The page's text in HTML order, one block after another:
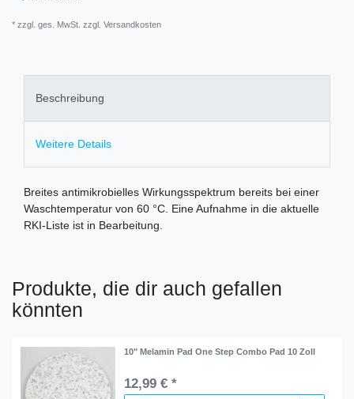
* zzgl. ges. MwSt. zzgl. Versandkosten
Beschreibung
Weitere Details
Breites antimikrobielles Wirkungsspektrum bereits bei einer
Waschtemperatur von 60 °C. Eine Aufnahme in die aktuelle
RKI-Liste ist in Bearbeitung.
Produkte, die dir auch gefallen
könnten
10" Melamin Pad One Step Combo Pad 10 Zoll
12,99 € *